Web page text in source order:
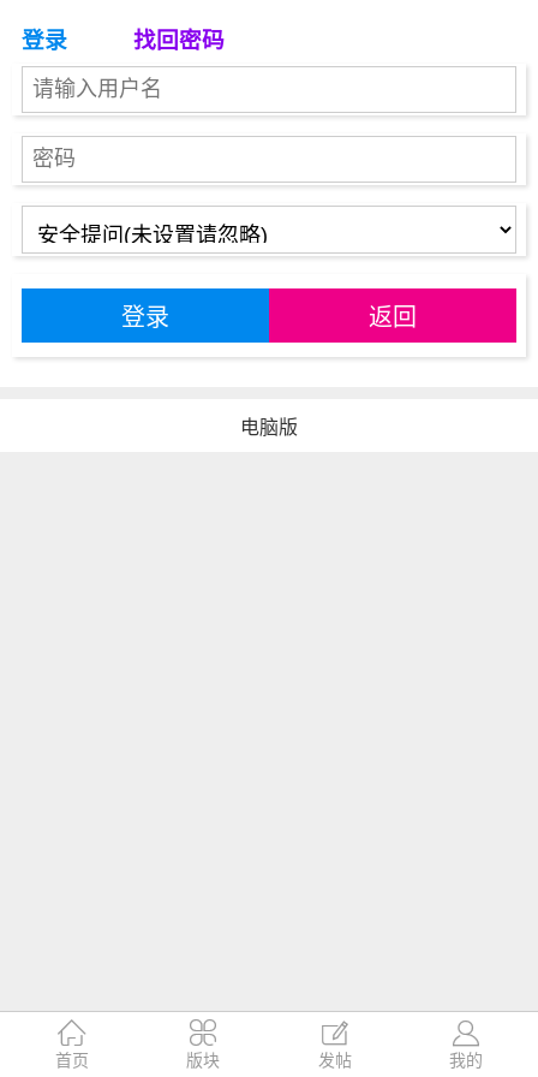
登录 找回密码
登录 返回

首页

版块

发帖

我的
电脑版